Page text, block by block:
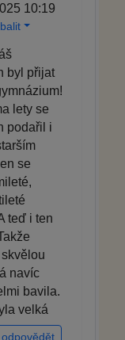
10:19
byl přijat
lety se
podařil i
se
teď i ten
navíc
bavila.
velká
odpovědět